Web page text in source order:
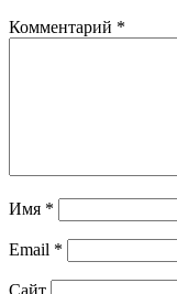
Комментарий *
Имя *
Email *
Сайт